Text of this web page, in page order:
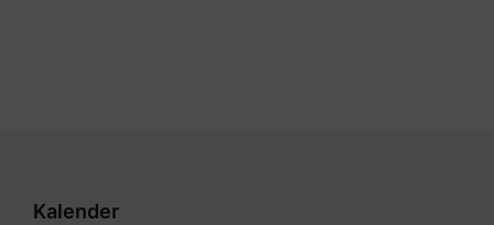
Kalender